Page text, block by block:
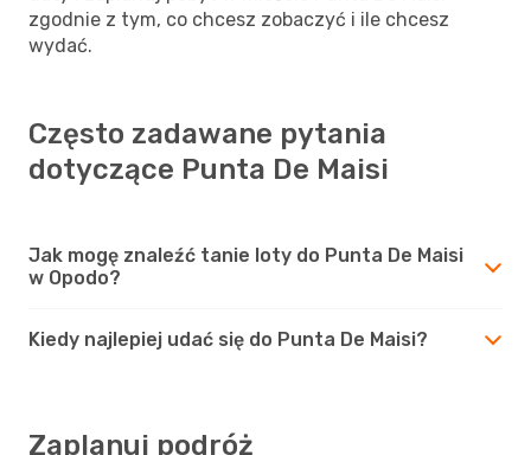
zgodnie z tym, co chcesz zobaczyć i ile chcesz
wydać.
Często zadawane pytania
dotyczące Punta De Maisi
Jak mogę znaleźć tanie loty do Punta De Maisi
w Opodo?
Kiedy najlepiej udać się do Punta De Maisi?
Zaplanuj podróż